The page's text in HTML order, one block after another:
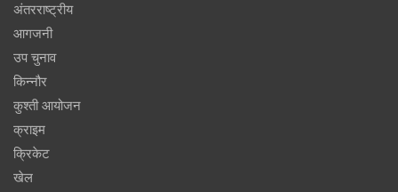
अंतरराष्ट्रीय
आगजनी
उप चुनाव
किन्नौर
कुश्ती आयोजन
क्राइम
क्रिकेट
खेल